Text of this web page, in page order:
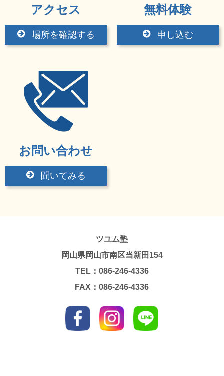
アクセス
場所を確認する
無料体験
申し込む
お問い合わせ
聞いてみる
ツユム塾
岡山県岡山市南区当新田154
TEL：086-246-4336
FAX：086-246-4336